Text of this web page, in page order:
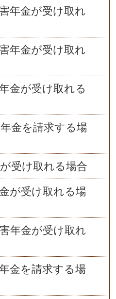
年金が受け取れ
年金が受け取れ
金が受け取れる
金を請求する場
受け取れる場合
が受け取れる場
年金が受け取れ
金を請求する場